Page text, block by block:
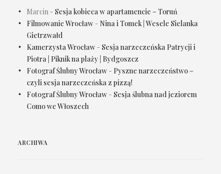
Marcin - Sesja kobieca w apartamencie – Toruń
Filmowanie Wrocław - Nina i Tomek | Wesele Sielanka
Gietrzwałd
Kamerzysta Wrocław - Sesja narzeczeńska Patrycji i
Piotra | Piknik na plaży | Bydgoszcz
Fotograf Ślubny Wrocław - Pyszne narzeczeństwo –
czyli sesja narzeczeńska z pizzą!
Fotograf Ślubny Wrocław - Sesja ślubna nad jeziorem
Como we Włoszech
ARCHIWA